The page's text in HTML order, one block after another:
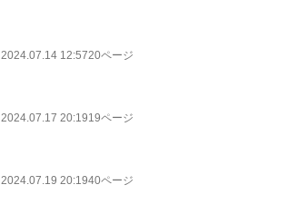
2024.07.14 12:5720ページ
2024.07.17 20:1919ページ
2024.07.19 20:1940ページ